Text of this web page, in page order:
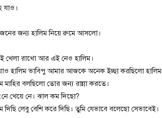
যাও।
জন্য হালিম নিয়ে রুমে আসলো।
খেলা রাখো আর এই নেও হালিম।
হালিম ভাবিপু আমার আজকে অনেক ইচ্ছা করছিলো
মাহির বলছিলো তোর জন্য রান্না করতে।
খেয়ে নে। ঝাল কম দিছো?
দিছি লেবু বেশি করে দিছি। তুমি যেভাবে বলেছো সেভাবেই।